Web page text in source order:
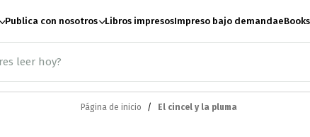
Publica con nosotros Libros impresosImpreso bajo demandaeBooks
Página de inicio El cincel y la pluma